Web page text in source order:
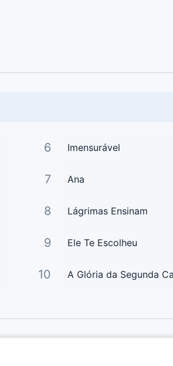
6 Imensurável
7 Ana
8 Lágrimas Ensinam
9 Ele Te Escolheu
10 A Glória da Segunda